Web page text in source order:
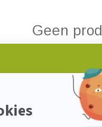
Geen
GA